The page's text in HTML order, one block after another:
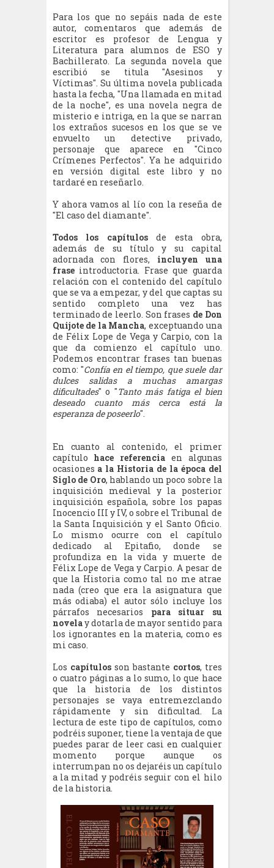
Para los que no sepáis nada de este
autor, comentaros que además de
escritor es profesor de Lengua y
Literatura para alumnos de ESO y
Bachillerato. La segunda novela que
escribió se titula "Asesinos y
Víctimas". Su última novela publicada
hasta la fecha, "Una llamada en mitad
de la noche", es una novela negra de
misterio e intriga, en la que se narran
los extraños sucesos en los que se ve
envuelto un detective privado,
personaje que aparece en "Cinco
Crímenes Perfectos". Ya he adquirido
en versión digital este libro y no
tardaré en reseñarlo.
Y ahora vamos al lío con la reseña de
"El caso del diamante".
Todos los capítulosde esta obra,
además de su título y su capital
adornada con flores, incluyen una
fraseintroductoria. Frase que guarda
relación con el contenido del capítulo
que se va a empezar, y del que captas su
sentido completo una vez has
terminado de leerlo. Son frases de Don
Quijote de la Mancha, exceptuando una
de Félix Lope de Vega y Carpio, con la
que da comienzo el capítulo uno.
Podemos encontrar frases tan buenas
como: "Confía en el tiempo, que suele dar
dulces salidas a muchas amargas
dificultades" o "Tanto más fatiga el bien
deseado cuanto más cerca está la
esperanza de poseerlo".
En cuanto al contenido, el primer
capítulo hace referencia en algunas
ocasiones a la Historia de la época del
Siglo de Oro, hablando un poco sobre la
inquisición medieval y la posterior
inquisición española, sobre los papas
Inocencio III y IV, o sobre el Tribunal de
la Santa Inquisición y el Santo Oficio.
Lo mismo ocurre con el capítulo
dedicado al Epitafio, donde se
profundiza en la vida y muerte de
Félix Lope de Vega y Carpio. A pesar de
que la Historia como tal no me atrae
nada (creo que era la asignatura que
más odiaba) el autor sólo incluye los
párrafos necesarios para situar su
novelay dotarla de mayor sentido para
los ignorantes en la materia, como es
mi caso.
Los capítulosson bastante cortos, tres
o cuatro páginas a lo sumo, lo que hace
que la historia de los distintos
personajes se vaya entremezclando
rápidamente y sin dificultad. La
lectura de este tipo de capítulos, como
podréis suponer, tiene la ventaja de que
puedes parar de leer casi en cualquier
momento porque aunque os
interrumpan no os dejaréis un capítulo
a la mitad y podréis seguir con el hilo
de la historia.